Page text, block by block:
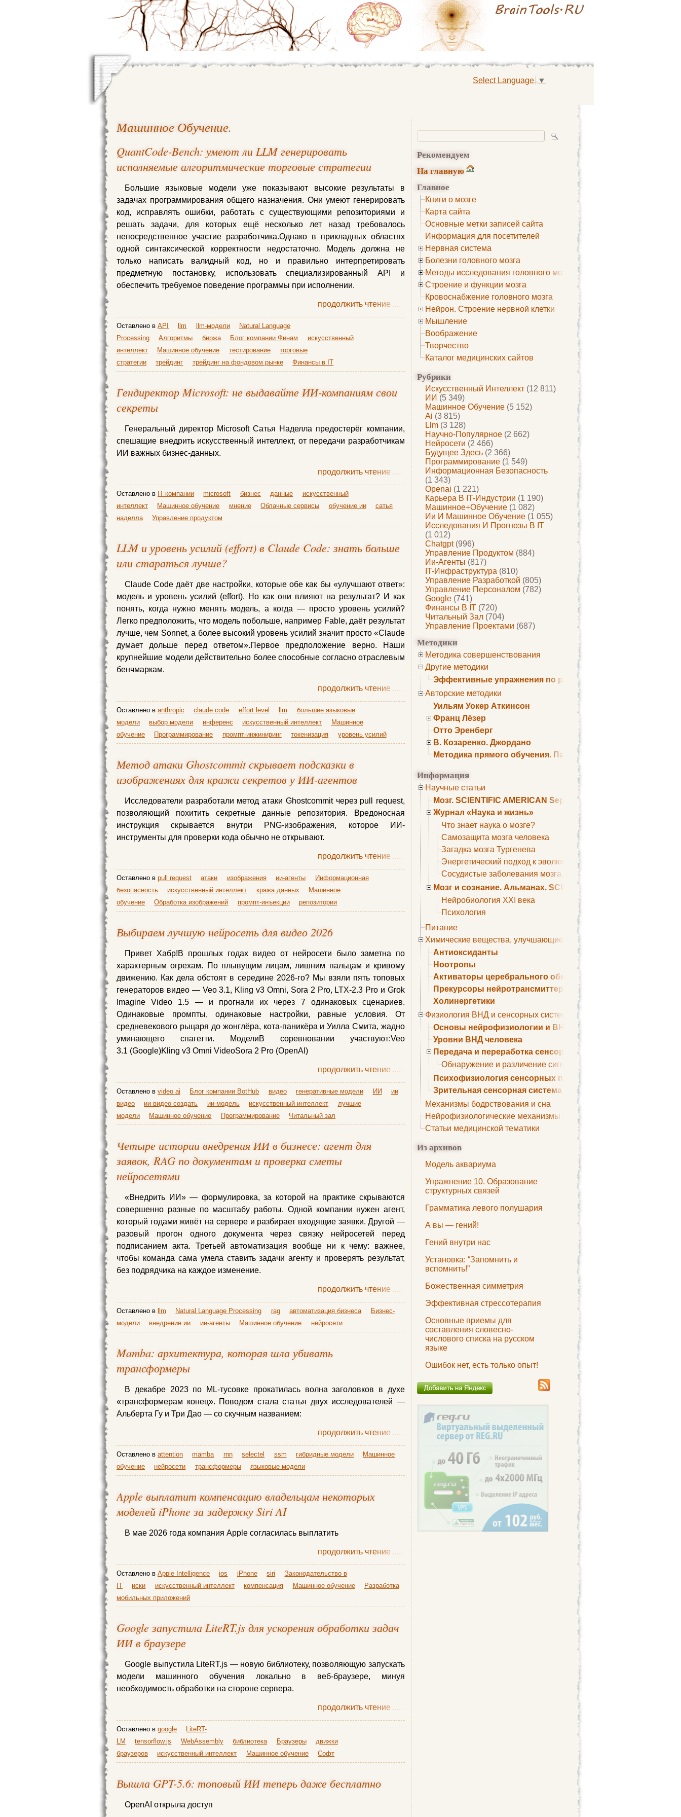
Select Language ▼
Рекомендуем
На главную
Главное
Книги о мозге
Карта сайта
Основные метки записей сайта
Информация для посетителей
Нервная система
Болезни головного мозга
Методы исследования головного мозга
Строение и функции мозга
Кровоснабжение головного мозга
Нейрон. Строение нервной клетки
Мышление
Воображение
Творчество
Каталог медицинских сайтов
Рубрики
Искусственный Интеллект (12 811)
ИИ (5 349)
Машинное Обучение (5 152)
Ai (3 815)
Llm (3 128)
Научно-Популярное (2 662)
Нейросети (2 466)
Будущее Здесь (2 366)
Программирование (1 549)
Информационная Безопасность
(1 343)
Openai (1 221)
Карьера В IT-Индустрии (1 190)
Машинное+обучение (1 082)
Ии И Машинное Обучение (1 055)
Исследования И Прогнозы В IT
(1 012)
Chatgpt(996)
Управление Продуктом (884)
Ии-Агенты (817)
IT-Инфраструктура (810)
Управление Разработкой (805)
Управление Персоналом (782)
Google (741)
Финансы В IT (720)
Читальный Зал (704)
Управление Проектами (687)
Методики
Методика совершенствования
Другие методики
Эффективные упражнения по развитию памяти
Авторские методики
Уильям Уокер Аткинсон
Франц Лёзер
Отто Эренберг
В. Козаренко. Джордано
Методика прямого обучения. Пауль Шелли
Информация
Научные статьи
Мозг. SCIENTIFIC AMERICAN September 1979
Журнал «Наука и жизнь»
Что знает наука о мозге?
Самозащита мозга человека
Загадка мозга Тургенева
Энергетический подход к эволюции мозга
Сосудистые заболевания мозга. Все может начаться с
Мозг и сознание. Альманах. SCIENTIFIC AMERICAN
Нейробиология XXI века
Психология
Питание
Химические вещества, улучшающие умственные способности
Антиоксиданты
Ноотропы
Активаторы церебрального обмена веществ
Прекурсоры нейротрансмиттеров
Холинергетики
Физиология ВНД и сенсорных систем
Основы нейрофизиологии и ВНД
Уровни ВНД человека
Передача и переработка сенсорных сигналов
Обнаружение и различение сигналов. Сенсорная рецепция
Психофизиология сенсорных процессов
Зрительная сенсорная система
Механизмы бодрствования и сна
Нейрофизиологические механизмы сна
Статьи медицинской тематики
Из архивов
Модель аквариума
Упражнение 10. Образование
структурных связей
Грамматика левого полушария
А вы — гений!
Гений внутри нас
Установка: “Запомнить и
вспомнить!”
Божественная симметрия
Эффективная стрессотерапия
Основные приемы для
составления словесно-
числового списка на русском
языке
Ошибок нет, есть только опыт!
Машинное Обучение.
QuantCode-Bench: умеют ли LLM генерировать
исполняемые алгоритмические торговые стратегии
Большие языковые модели уже показывают высокие результаты в
задачах программирования общего назначения. Они умеют генерировать
код, исправлять ошибки, работать с существующими репозиториями и
решать задачи, для которых ещё несколько лет назад требовалось
непосредственное участие разработчика.Однако в прикладных областях
одной синтаксической корректности недостаточно. Модель должна не
только написать валидный код, но и правильно интерпретировать
предметную постановку, использовать специализированный API и
обеспечить требуемое поведение программы при исполнении.
продолжить чтение ......
Оставлено в API llm llm-модели
Natural Language
Processing
Алгоритмы биржа Блог компании Финам
искусственный
интеллект
Машинное обучение тестирование
торговые
стратегии
трейдинг трейдинг на фондовом рынке Финансы в IT
Гендиректор Microsoft: не выдавайте ИИ-компаниям свои
секреты
Генеральный директор Microsoft Сатья Наделла предостерёг компании,
спешащие внедрить искусственный интеллект, от передачи разработчикам
ИИ важных бизнес-данных.
продолжить чтение ......
Оставлено в IT-компании microsoft бизнес данные
искусственный
интеллект
Машинное обучение мнение Облачные сервисы обучение ии
сатья
наделла
Управление продуктом
LLM и уровень усилий (effort) в Claude Code: знать больше
или стараться лучше?
Claude Code даёт две настройки, которые обе как бы «улучшают ответ»:
модель и уровень усилий (effort). Но как они влияют на результат? И как
понять, когда нужно менять модель, а когда — просто уровень усилий?
Легко предположить, что модель побольше, например Fable, даёт результат
лучше, чем Sonnet, а более высокий уровень усилий значит просто «Claude
думает дольше перед ответом».Первое предположение верно. Наши
крупнейшие модели действительно более способные согласно отраслевым
бенчмаркам.
продолжить чтение ......
Оставлено в anthropic claude code effort level llm
большие языковые
модели
выбор модели инференс искусственный интеллект
Машинное
обучение
Программирование промпт-инжиниринг токенизация уровень усилий
Метод атаки Ghostcommit скрывает подсказки в
изображениях для кражи секретов у ИИ-агентов
Исследователи разработали метод атаки Ghostcommit через pull request,
позволяющий похитить секретные данные репозитория. Вредоносная
инструкция скрывается внутри PNG-изображения, которое ИИ-
инструменты для проверки кода обычно не открывают.
продолжить чтение ......
Оставлено в pull request атаки изображения ии-агенты
Информационная
безопасность
искусственный интеллект кража данных
Машинное
обучение
Обработка изображений промпт-инъекции репозитории
Выбираем лучшую нейросеть для видео 2026
Привет Хабр!В прошлых годах видео от нейросети было заметна по
характерным огрехам. По плывущим лицам, лишним пальцам и кривому
движению. Как дела обстоят в середине 2026-го? Мы взяли пять топовых
генераторов видео — Veo 3.1, Kling v3 Omni, Sora 2 Pro, LTX-2.3 Pro и Grok
Imagine Video 1.5 — и прогнали их через 7 одинаковых сценариев.
Одинаковые промпты, одинаковые настройки, равные условия. От
средневекового рыцаря до жонглёра, кота-паникёра и Уилла Смита, жадно
уминающего спагетти. МоделиВ соревновании участвуют:Veo
3.1 (Google)Kling v3 Omni VideoSora 2 Pro (OpenAI)
продолжить чтение ......
Оставлено в video ai Блог компании BotHub видео генеративные модели ИИ
ии
видео
ии видео создать ии-модель искусственный интеллект
лучшие
модели
Машинное обучение Программирование Читальный зал
Четыре истории внедрения ИИ в бизнесе: агент для
заявок, RAG по документам и проверка сметы
нейросетями
«Внедрить ИИ» — формулировка, за которой на практике скрываются
совершенно разные по масштабу работы. Одной компании нужен агент,
который годами живёт на сервере и разбирает входящие заявки. Другой —
разовый прогон одного документа через связку нейросетей перед
подписанием акта. Третьей автоматизация вообще ни к чему: важнее,
чтобы команда сама умела ставить задачи агенту и проверять результат,
без подрядчика на каждое изменение.
продолжить чтение ......
Оставлено в llm Natural Language Processing rag автоматизация бизнеса
Бизнес-
модели
внедрение ии ии-агенты Машинное обучение нейросети
Mamba: архитектура, которая шла убивать
трансформеры
В декабре 2023 по ML-тусовке прокатилась волна заголовков в духе
«трансформерам конец». Поводом стала статья двух исследователей —
Альберта Гу и Три Дао — со скучным названием:
продолжить чтение ......
Оставлено в attention mamba rnn selectel ssm гибридные модели
Машинное
обучение
нейросети трансформеры языковые модели
Apple выплатит компенсацию владельцам некоторых
моделей iPhone за задержку Siri AI
В мае 2026 года компания Apple согласилась выплатить
продолжить чтение ......
Оставлено в Apple Intelligence ios iPhone siri
Законодательство в
IT
иски искусственный интеллект компенсация Машинное обучение
Разработка
мобильных приложений
Google запустила LiteRT.js для ускорения обработки задач
ИИ в браузере
Google выпустила LiteRT.js — новую библиотеку, позволяющую запускать
модели машинного обучения локально в веб-браузере, минуя
необходимость обработки на стороне сервера.
продолжить чтение ......
Оставлено в google
LiteRT-
LM
tensorflow.js WebAssembly библиотека Браузеры
движки
браузеров
искусственный интеллект Машинное обучение Софт
Вышла GPT-5.6: топовый ИИ теперь даже бесплатно
OpenAI открыла доступ